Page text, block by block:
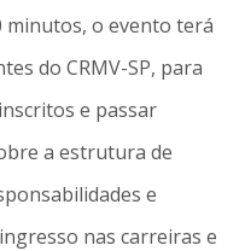
minutos, o evento terá
do CRMV-SP, para
e passar
a estrutura de
e
nas carreiras e